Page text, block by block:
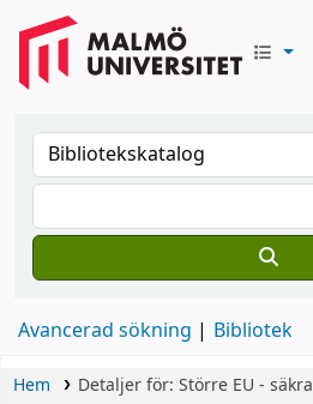
Avancerad sökning Bibliotek
Hem Detaljer för: Större EU -